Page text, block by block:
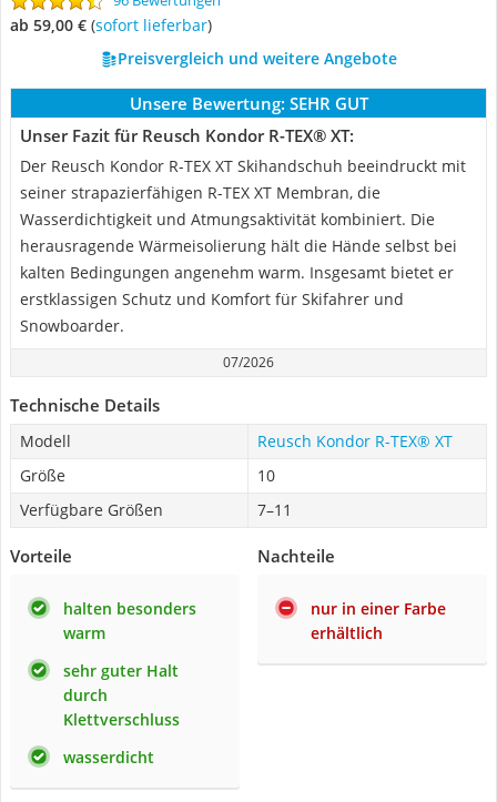
ab 59,00 € ( Sofort lieferbar)
Preisvergleich und weitere Angebote
Unsere Bewertung: SEHR GUT
Unser Fazit für Reusch Kondor R-TEX® XT:
Der Reusch Kondor R-TEX XT Skihandschuh beeindruckt mit
seiner strapazierfähigen R-TEX XT Membran, die
Wasserdichtigkeit und Atmungsaktivität kombiniert. Die
herausragende Wärmeisolierung hält die Hände selbst bei
kalten Bedingungen angenehm warm. Insgesamt bietet er
erstklassigen Schutz und Komfort für Skifahrer und
Snowboarder.
07/2026
Technische Details
Modell
Reusch Kondor R-TEX® XT
Größe
10
Verfügbare Größen
7–11
Vorteile
halten besonders
warm
sehr guter Halt
durch
Klettverschluss
wasserdicht
Nachteile
nur in einer Farbe
erhältlich